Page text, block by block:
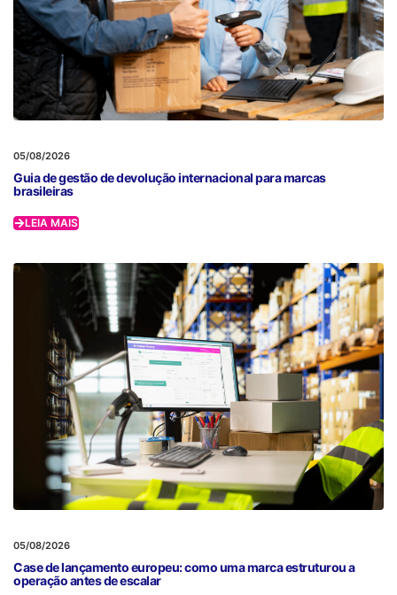
05/08/2026
Guia de gestão de devolução internacional para marcas
brasileiras
LEIA MAIS
05/08/2026
Case de lançamento europeu: como uma marca estruturou a
operação antes de escalar